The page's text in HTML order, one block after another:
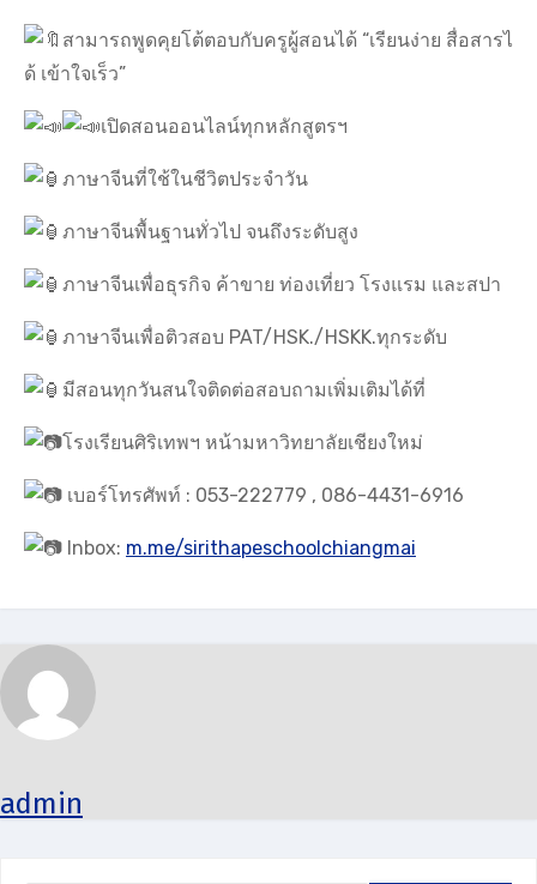
สามารถพูดคุยโต้ตอบกับครูผู้สอนได้ “เรียนง่าย สื่อสารไ
ด้ เข้าใจเร็ว”
เปิดสอนออนไลน์ทุกหลักสูตรฯ
ภาษาจีนที่ใช้ในชีวิตประจำวัน
ภาษาจีนพื้นฐานทั่วไป จนถึงระดับสูง
ภาษาจีนเพื่อธุรกิจ ค้าขาย ท่องเที่ยว โรงแรม และสปา
ภาษาจีนเพื่อติวสอบ PAT/HSK./HSKK.ทุกระดับ
มีสอนทุกวันสนใจติดต่อสอบถามเพิ่มเติมได้ที่
โรงเรียนศิริเทพฯ หน้ามหาวิทยาลัยเชียงใหม่
เบอร์โทรศัพท์ : 053-222779 , 086-4431-6916
Inbox: m.me/sirithapeschoolchiangmai
admin